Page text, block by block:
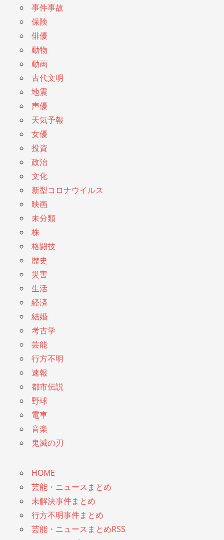
事件事故
保険
俳優
動物
動画
古代文明
地震
声優
天気予報
女優
投資
政治
文化
新型コロナウイルス
映画
未分類
株
格闘技
歴史
災害
生活
経済
結婚
考古学
芸能
行方不明
速報
都市伝説
野球
電車
音楽
鬼滅の刃
HOME
芸能・ニュースまとめ
未解決事件まとめ
行方不明事件まとめ
芸能・ニュースまとめRSS